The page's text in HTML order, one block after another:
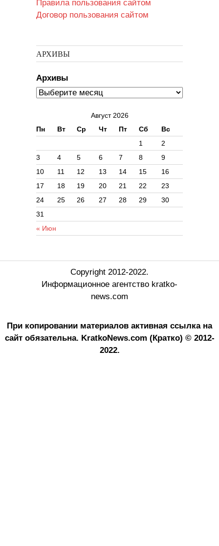
Правила пользования сайтом
Договор пользования сайтом
АРХИВЫ
Архивы
Август 2026
Пн
Вт Ср Чт Пт Сб Вс
« Июн
1
2
3
4 5 6 7 8
9
10
11 12 13 14 15
16
17
18 19 20 21 22
23
24
25 26 27 28 29
30
31
Copyright 2012-2022.
Информационное агентство kratko-
news.com
При копировании материалов активная ссылка на
сайт обязательна. KratkoNews.com (Кратко) © 2012-
2022.